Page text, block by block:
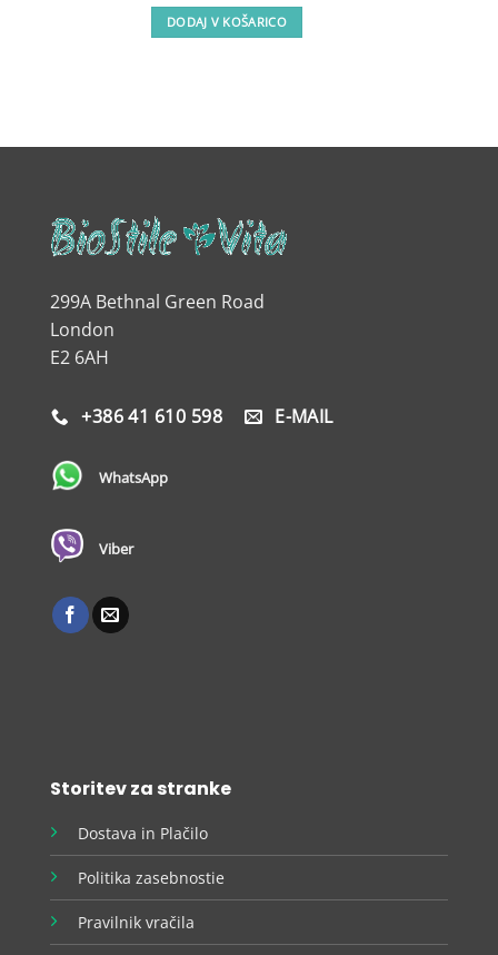
DODAJ V KOŠARICO
299A Bethnal Green Road
London
E2 6AH
+386 41 610 598 E-MAIL
WhatsApp
Viber
Storitev za stranke
Dostava in Plačilo
Politika zasebnostie
Pravilnik vračila